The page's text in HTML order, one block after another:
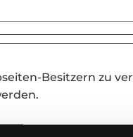
Besitzern zu